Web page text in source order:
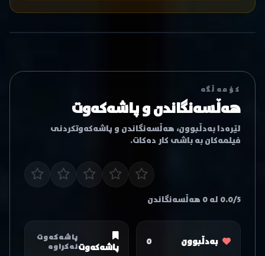
کۆمەڵگە
هەڵسەنگاندن و پاشەکەوت
لێرەدا بەدڵبوون، هەڵسەنگاندن و پاشەکەوتکردنی
فیلمەکان بە باشی کار دەکات.
0.0/5 لە 0 هەڵسەنگاندن
بەدڵبوون 0 پاشەکەوت
پاشەکەوت
نەکراوە